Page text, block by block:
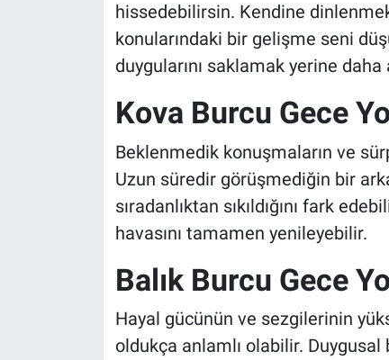
hissedebilirsin. Kendine
konularındaki bir gelişme seni
duygularını saklamak yerine
Kova Burcu Gece
Beklenmedik konuşmaların ve
Uzun süredir görüşmediğin bir
sıradanlıktan sıkıldığını fark
havasını tamamen yenileyebilir.
Balık Burcu Gece
Hayal gücünün ve sezgilerinin
oldukça anlamlı olabilir.